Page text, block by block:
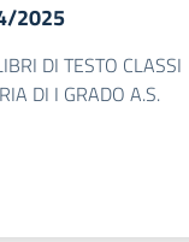
2025
DI TESTO CLASSI
DI I GRADO A.S.